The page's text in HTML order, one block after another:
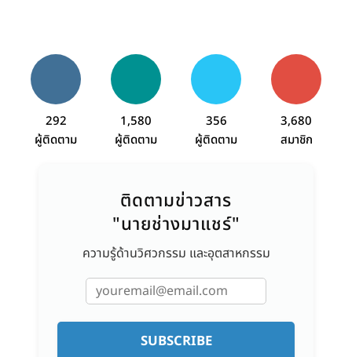
292
ผู้ติดตาม
1,580
ผู้ติดตาม
356
ผู้ติดตาม
3,680
สมาชิก
ติดตามข่าวสาร
"นายช่างมาแชร์"
ความรู้ด้านวิศวกรรม และอุตสาหกรรม
SUBSCRIBE